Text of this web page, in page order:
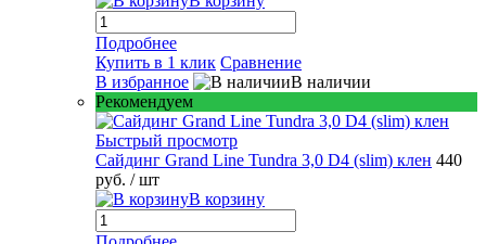
Подробнее
Купить в 1 клик Сравнение
В избранное
В наличии
Рекомендуем
Быстрый просмотр
Сайдинг Grand Line Tundra 3,0 D4 (slim) клен 440
руб. / шт
В корзину